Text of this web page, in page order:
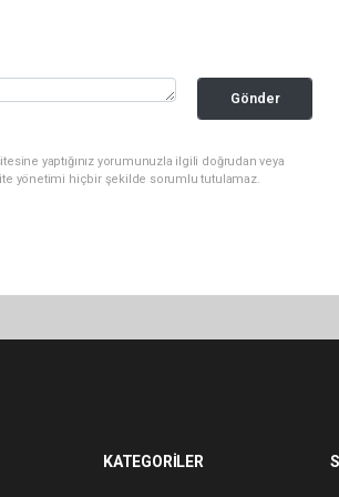
Gönder
yaptığınız yorumunuzla ilgili doğrudan veya
yönetimi hiçbir şekilde sorumlu tutulamaz.
KATEGORİLER